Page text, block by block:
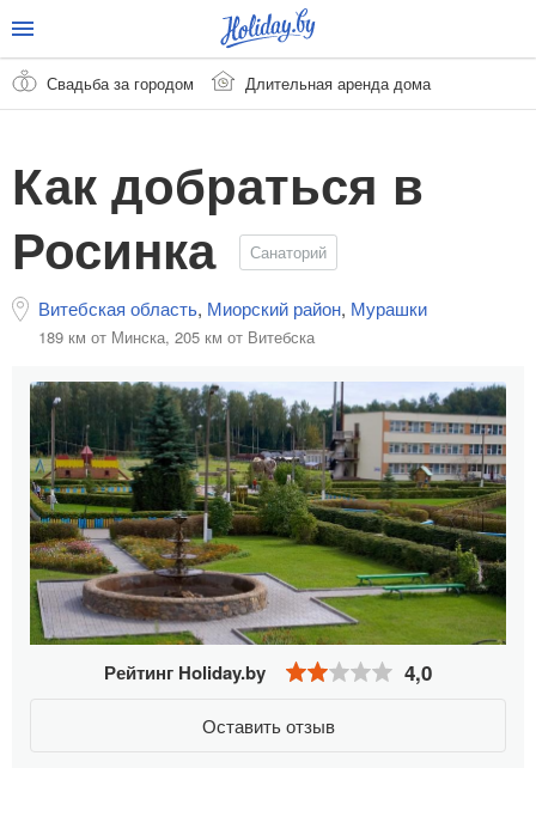
Свадьба за городом Длительная аренда дома
Как добраться в
Росинка
Санаторий
Витебская область, Миорский район, Мурашки
189 км от Минска, 205 км от Витебска
Рейтинг Holiday.by 4,0
Оставить отзыв